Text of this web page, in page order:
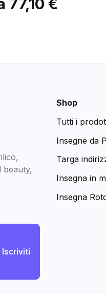
77,10 €
beauty,
Iscriviti
Shop
Tutti i
Insegne da
Targa
Insegna in
Insegna